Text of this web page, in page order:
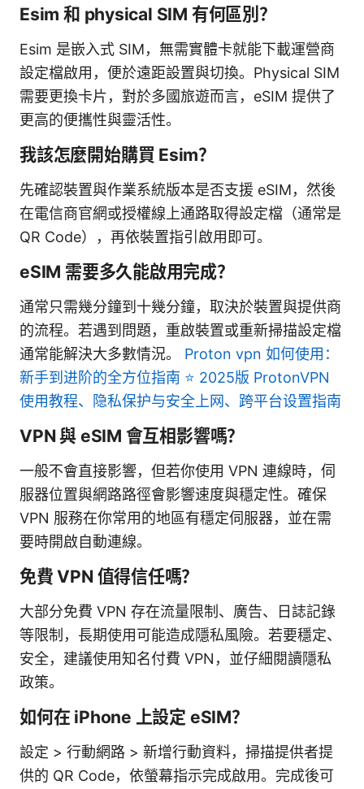
Esim 和 physical SIM 有何區別？
Esim 是嵌入式 SIM，無需實體卡就能下載運營商
設定檔啟用，便於遠距設置與切換。Physical SIM
需要更換卡片，對於多國旅遊而言，eSIM 提供了
更高的便攜性與靈活性。
我該怎麼開始購買 Esim？
先確認裝置與作業系統版本是否支援 eSIM，然後
在電信商官網或授權線上通路取得設定檔（通常是
QR Code），再依裝置指引啟用即可。
eSIM 需要多久能啟用完成？
通常只需幾分鐘到十幾分鐘，取決於裝置與提供商
的流程。若遇到問題，重啟裝置或重新掃描設定檔
通常能解決大多數情況。 Proton vpn 如何使用：
新手到进阶的全方位指南 ⭐ 2025版 ProtonVPN
使用教程、隐私保护与安全上网、跨平台设置指南
VPN 與 eSIM 會互相影響嗎？
一般不會直接影響，但若你使用 VPN 連線時，伺
服器位置與網路路徑會影響速度與穩定性。確保
VPN 服務在你常用的地區有穩定伺服器，並在需
要時開啟自動連線。
免費 VPN 值得信任嗎？
大部分免費 VPN 存在流量限制、廣告、日誌記錄
等限制，長期使用可能造成隱私風險。若要穩定、
安全，建議使用知名付費 VPN，並仔細閱讀隱私
政策。
如何在 iPhone 上設定 eSIM？
設定 > 行動網路 > 新增行動資料，掃描提供者提
供的 QR Code，依螢幕指示完成啟用。完成後可